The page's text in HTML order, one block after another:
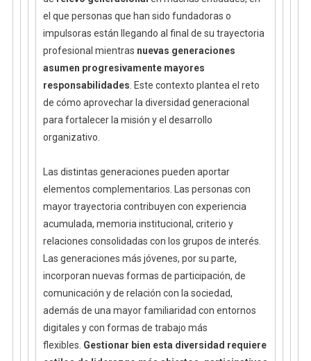
el que personas que han sido fundadoras o
impulsoras están llegando al final de su trayectoria
profesional mientras nuevas generaciones
asumen progresivamente mayores
responsabilidades . Este contexto plantea el reto
de cómo aprovechar la diversidad generacional
para fortalecer la misión y el desarrollo
organizativo.
Las distintas generaciones pueden aportar
elementos complementarios. Las personas con
mayor trayectoria contribuyen con experiencia
acumulada, memoria institucional, criterio y
relaciones consolidadas con los grupos de interés.
Las generaciones más jóvenes, por su parte,
incorporan nuevas formas de participación, de
comunicación y de relación con la sociedad,
además de una mayor familiaridad con entornos
digitales y con formas de trabajo más
flexibles. Gestionar bien esta diversidad requiere